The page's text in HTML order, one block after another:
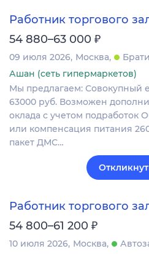
Работник торгового
54 880–63 000 ₽
09 июля 2026 Москва
Ашан (сеть гипермаркетов)
Мы предлагаем: Совокупный
63000 руб. Возможен
оклада с учетом подработок
или компенсация питания
пакет ДМС…
Работник торгового
54 800–61 200 ₽
10 июля 2026 Москва